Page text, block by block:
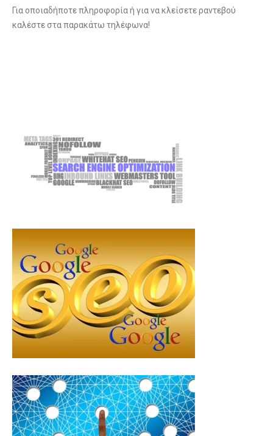
Για οποιαδήποτε πληροφορία ή για να κλείσετε ραντεβού
καλέστε στα παρακάτω τηλέφωνα!